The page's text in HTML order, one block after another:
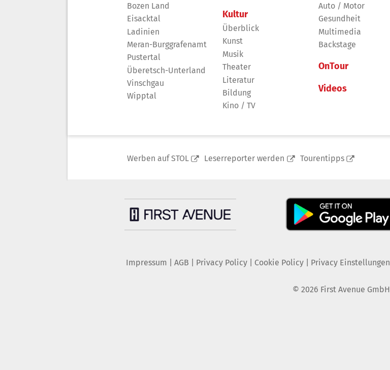
Bozen Land
Eisacktal
Ladinien
Meran-Burggrafenamt
Pustertal
Überetsch-Unterland
Vinschgau
Wipptal
Kultur
Überblick
Kunst
Musik
Theater
Literatur
Bildung
Kino / TV
Auto / Motor
Gesundheit
Multimedia
Backstage
OnTour
Videos
Werben auf STOL Leserreporter werden Tourentipps
Impressum AGB Privacy Policy| Cookie Policy| Privacy Einstellungen
© 2026 First Avenue GmbH